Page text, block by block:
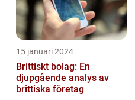
15 januari 2024
Brittiskt bolag: En
djupgående analys av
brittiska företag